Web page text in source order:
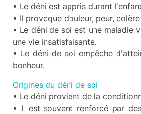
• Le déni est appris durant
• Il provoque douleur, peur,
• Le déni de soi est une maladie
une vie insatisfaisante.
• Le déni de soi empêche
bonheur.
Origines du déni de soi
• Le déni provient de la
• Il est souvent renforcé par